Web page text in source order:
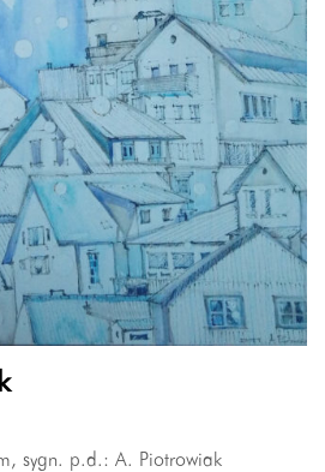
sygn. p.d.: A. Piotrowiak